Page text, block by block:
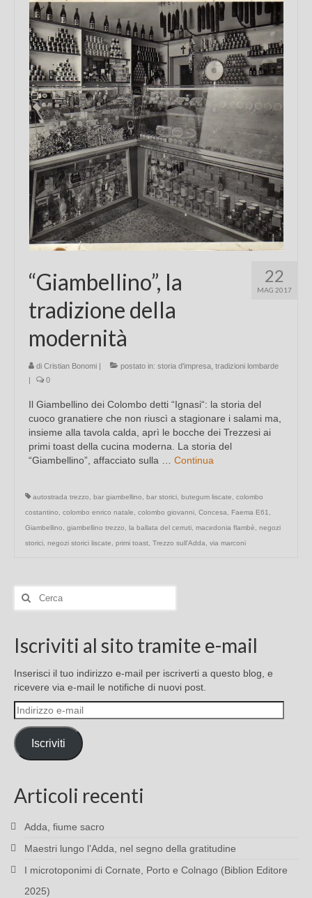
Chi sono
FAQ
Contatti
22
MAG 2017
“Giambellino”, la
tradizione della
modernità
di Cristian Bonomi | postato in: storia d'impresa tradizioni lombarde
|
0
Il Giambellino dei Colombo detti “Ignasi“: la storia del
cuoco granatiere che non riuscì a stagionare i salami ma,
insieme alla tavola calda, aprì le bocche dei Trezzesi ai
primi toast della cucina moderna. La storia del
“Giambellino”, affacciato sulla … Continua
autostrada trezzo bar giambellino bar storici butegum liscate
colombo
costantino
colombo enrico natale colombo giovanni Concesa Faema E61
Giambellino
giambellino trezzo la ballata del cerruti macedonia flambè
negozi
storici negozi storici liscate primi toast Trezzo sull'Adda via marconi
Cerca:
Iscriviti al sito tramite e-mail
Inserisci il tuo indirizzo e-mail per iscriverti a questo blog, e
ricevere via e-mail le notifiche di nuovi post.
Indirizzo
e-
mail
Iscriviti
Articoli recenti
Adda, fiume sacro
Maestri lungo l’Adda, nel segno della gratitudine
I microtoponimi di Cornate, Porto e Colnago (Biblion Editore
2025)